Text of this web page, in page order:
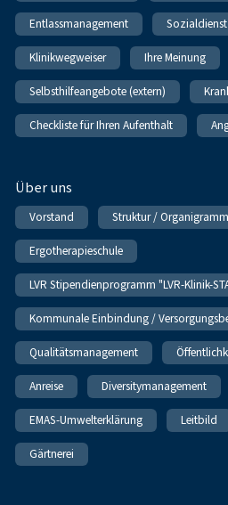
Entlassmanagement Sozialdienst
Klinikwegweiser Ihre Meinung
Selbsthilfeangebote (extern)
Checkliste für Ihren Aufenthalt
Über uns
Vorstand Struktur / Organigramm
Ergotherapieschule
LVR Stipendienprogramm "LVR-Klinik-
Kommunale Einbindung /
Qualitätsmanagement
Anreise Diversitymanagement
EMAS-Umwelterklärung Leitbild
Gärtnerei